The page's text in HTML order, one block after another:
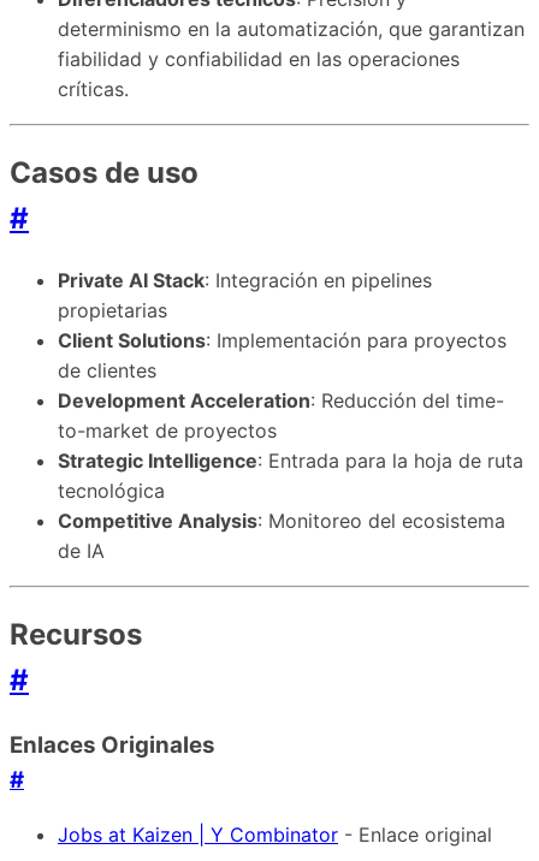
determinismo en la automatización, que garantizan
fiabilidad y confiabilidad en las operaciones
críticas.
Casos de uso
#
Private AI Stack: Integración en pipelines
propietarias
Client Solutions: Implementación para proyectos
de clientes
Development Acceleration: Reducción del time-
to-market de proyectos
Strategic Intelligence: Entrada para la hoja de ruta
tecnológica
Competitive Analysis: Monitoreo del ecosistema
de IA
Recursos
#
Enlaces Originales
#
Jobs at Kaizen | Y Combinator - Enlace original